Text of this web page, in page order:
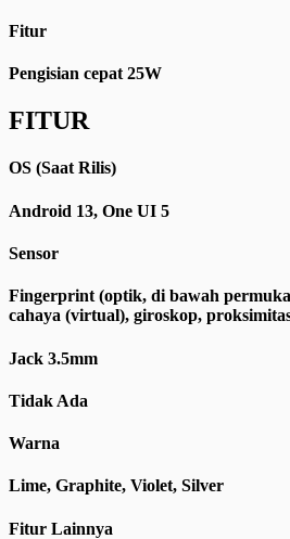
Fitur
Pengisian cepat 25W
FITUR
OS (Saat Rilis)
Android 13, One UI 5
Sensor
Fingerprint (optik, di bawah
cahaya (virtual), giroskop,
Jack 3.5mm
Tidak Ada
Warna
Lime, Graphite, Violet, Silver
Fitur Lainnya